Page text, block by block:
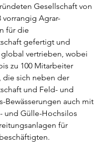
Gesellschaft von
vorrangig Agrar-
für die
gefertigt und
vertrieben, wobei
zu 100 Mitarbeiter
die sich neben der
und Feld- und
Bewässerungen auch mit
und Gülle-Hochsilos
für